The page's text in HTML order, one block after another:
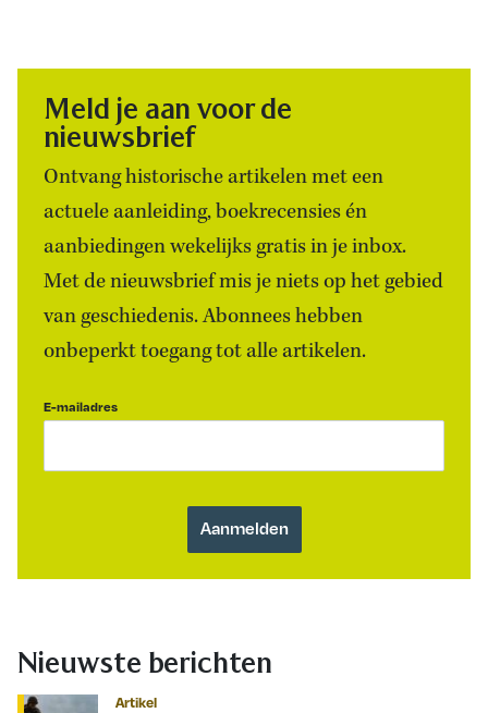
Meld je aan voor de
nieuwsbrief
Ontvang historische artikelen met een
actuele aanleiding, boekrecensies én
aanbiedingen wekelijks gratis in je inbox.
Met de nieuwsbrief mis je niets op het gebied
van geschiedenis. Abonnees hebben
onbeperkt toegang tot alle artikelen.
E-mailadres
Nieuwste berichten
Artikel